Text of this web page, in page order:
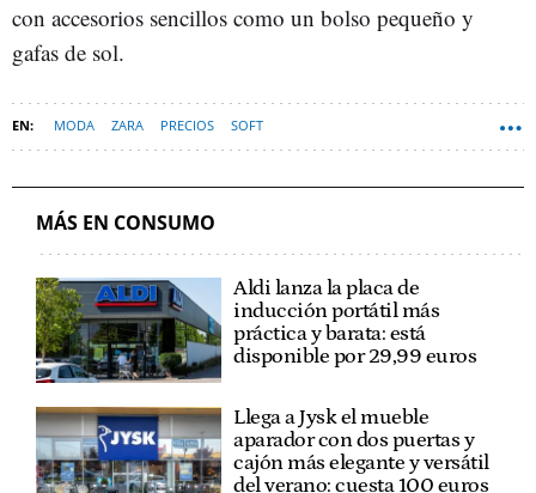
con accesorios sencillos como un bolso pequeño y
gafas de sol.
MODA ZARA PRECIOS SOFT
MÁS EN CONSUMO
Aldi lanza la placa de
inducción portátil más
práctica y barata: está
disponible por 29,99 euros
Llega a Jysk el mueble
aparador con dos puertas y
cajón más elegante y versátil
del verano: cuesta 100 euros